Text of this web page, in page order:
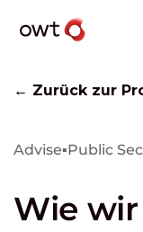
← Zurück zur
Advise▪Public
Wie wir